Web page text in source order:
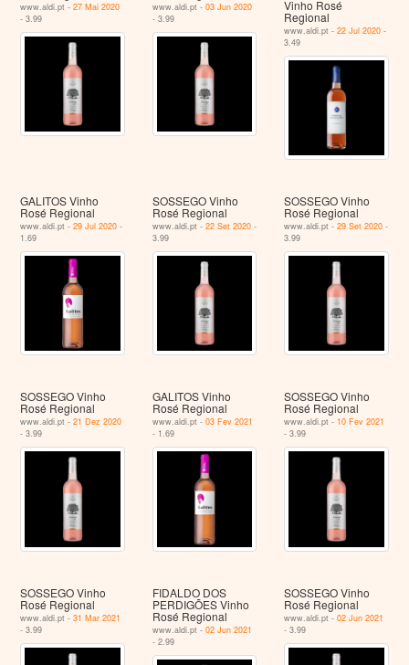
www.aldi.pt -27 Mai 2020
- 3.99
www.aldi.pt - 03 Jun 2020
- 3.99
Vinho Rosé
Regional
www.aldi.pt -22 Jul 2020 -
3.49
GALITOS Vinho
Rosé Regional
www.aldi.pt -29 Jul 2020 -
1.69
SOSSEGO Vinho
Rosé Regional
www.aldi.pt - 22 Set 2020-
3.99
SOSSEGO Vinho
Rosé Regional
www.aldi.pt -29 Set 2020 -
3.99
SOSSEGO Vinho
Rosé Regional
www.aldi.pt -21 Dez 2020
- 3.99
GALITOS Vinho
Rosé Regional
www.aldi.pt - 03 Fev 2021
- 1.69
SOSSEGO Vinho
Rosé Regional
www.aldi.pt - 10 Fev 2021
- 3.99
SOSSEGO Vinho
Rosé Regional
www.aldi.pt -31 Mar 2021
- 3.99
FIDALDO DOS
PERDIGÕES Vinho
Rosé Regional
www.aldi.pt - 02 Jun 2021
- 2.99
SOSSEGO Vinho
Rosé Regional
www.aldi.pt -02 Jun 2021
- 3.99